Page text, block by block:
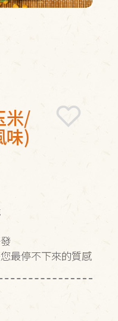
米/
味)
最停不下來的質感